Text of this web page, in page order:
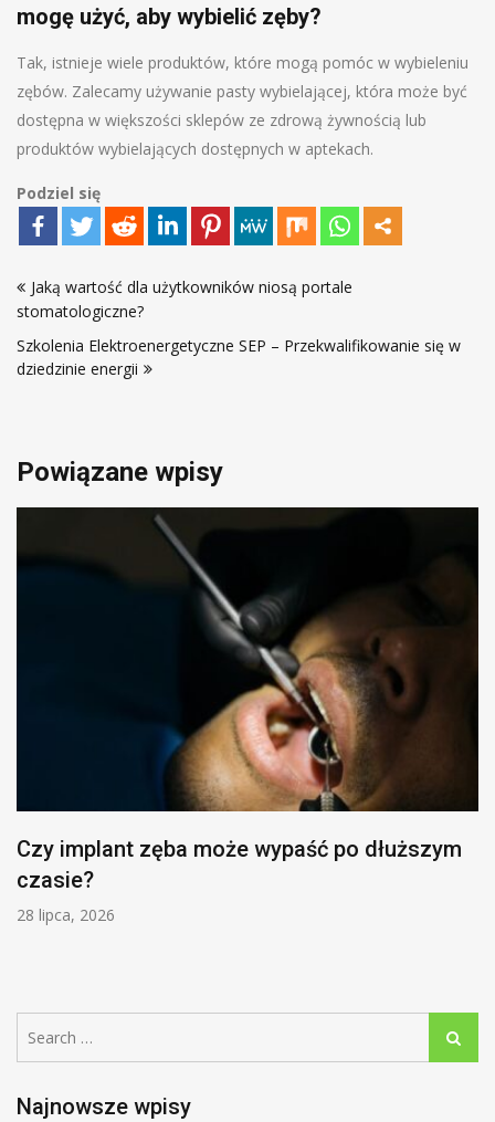
mogę użyć, aby wybielić zęby?
Tak, istnieje wiele produktów, które mogą pomóc w wybieleniu
zębów. Zalecamy używanie pasty wybielającej, która może być
dostępna w większości sklepów ze zdrową żywnością lub
produktów wybielających dostępnych w aptekach.
Podziel się
wpisu
Jaką wartość dla użytkowników niosą portale
stomatologiczne?
Szkolenia Elektroenergetyczne SEP – Przekwalifikowanie się w
dziedzinie energii
Powiązane wpisy
Czy implant zęba może wypaść po dłuższym
czasie?
28 lipca, 2026
for:
Search
Najnowsze wpisy